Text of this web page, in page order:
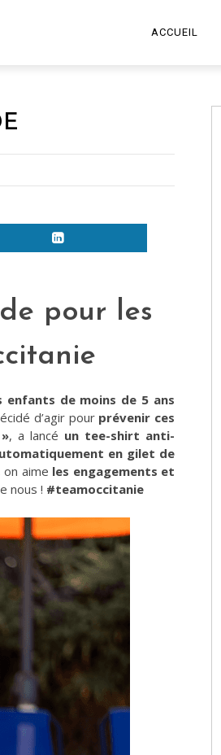
ACCUEIL
pour les
enfants de moins de 5 ans
d’agir pour prévenir ces
, a lancé un tee-shirt anti-
en gilet de
on aime les engagements et
nous ! #teamoccitanie